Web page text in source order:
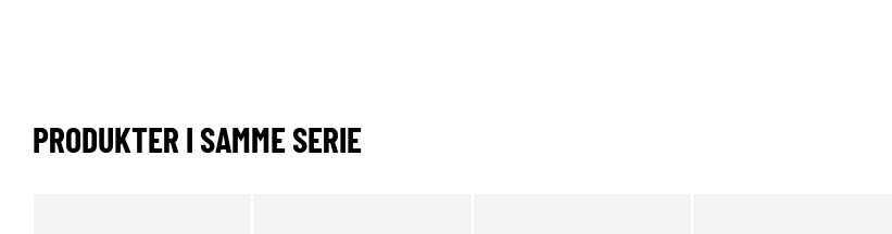
PRODUKTER I SAMME SERIE